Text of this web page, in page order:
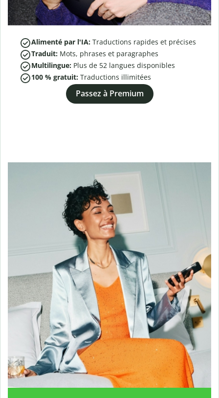
Alimenté par l'IA: Traductions rapides et précises
Traduit: Mots, phrases et paragraphes
Multilingue: Plus de 52 langues disponibles
100 % gratuit: Traductions illimitées
Passez à Premium